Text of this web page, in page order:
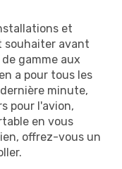
et
souhaiter avant
gamme aux
a pour tous les
minute,
pour l'avion,
en vous
offrez-vous un